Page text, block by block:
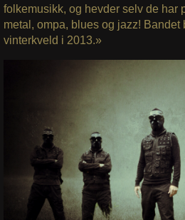
folkemusikk, og hevder selv de har
metal, ompa, blues og jazz!
vinterkveld i 2013.»